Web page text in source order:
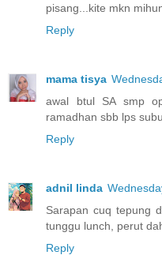
pisang...kite mkn
Reply
mama tisya
awal btul SA smp
ramadhan sbb lps
Reply
adnil linda
Sarapan cuq tepung
tunggu lunch, perut
Reply